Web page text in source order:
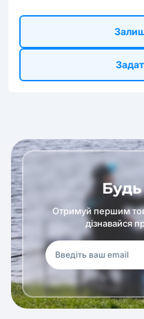
Будь
Отримуй першим
дізнавайся